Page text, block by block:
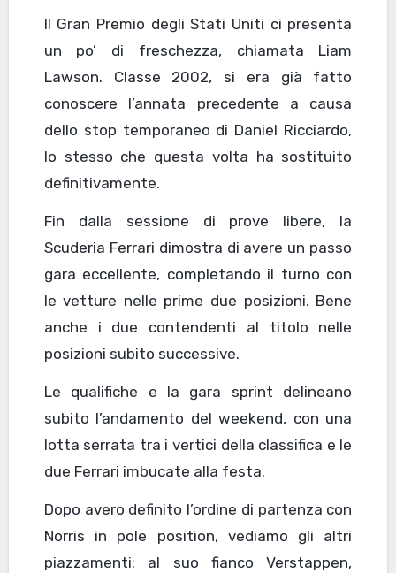
Il Gran Premio degli Stati Uniti ci presenta
un po’ di freschezza, chiamata Liam
Lawson. Classe 2002, si era già fatto
conoscere l’annata precedente a causa
dello stop temporaneo di Daniel Ricciardo,
lo stesso che questa volta ha sostituito
definitivamente.
Fin dalla sessione di prove libere, la
Scuderia Ferrari dimostra di avere un passo
gara eccellente, completando il turno con
le vetture nelle prime due posizioni. Bene
anche i due contendenti al titolo nelle
posizioni subito successive.
Le qualifiche e la gara sprint delineano
subito l’andamento del weekend, con una
lotta serrata tra i vertici della classifica e le
due Ferrari imbucate alla festa.
Dopo avero definito l’ordine di partenza con
Norris in pole position, vediamo gli altri
piazzamenti: al suo fianco Verstappen,